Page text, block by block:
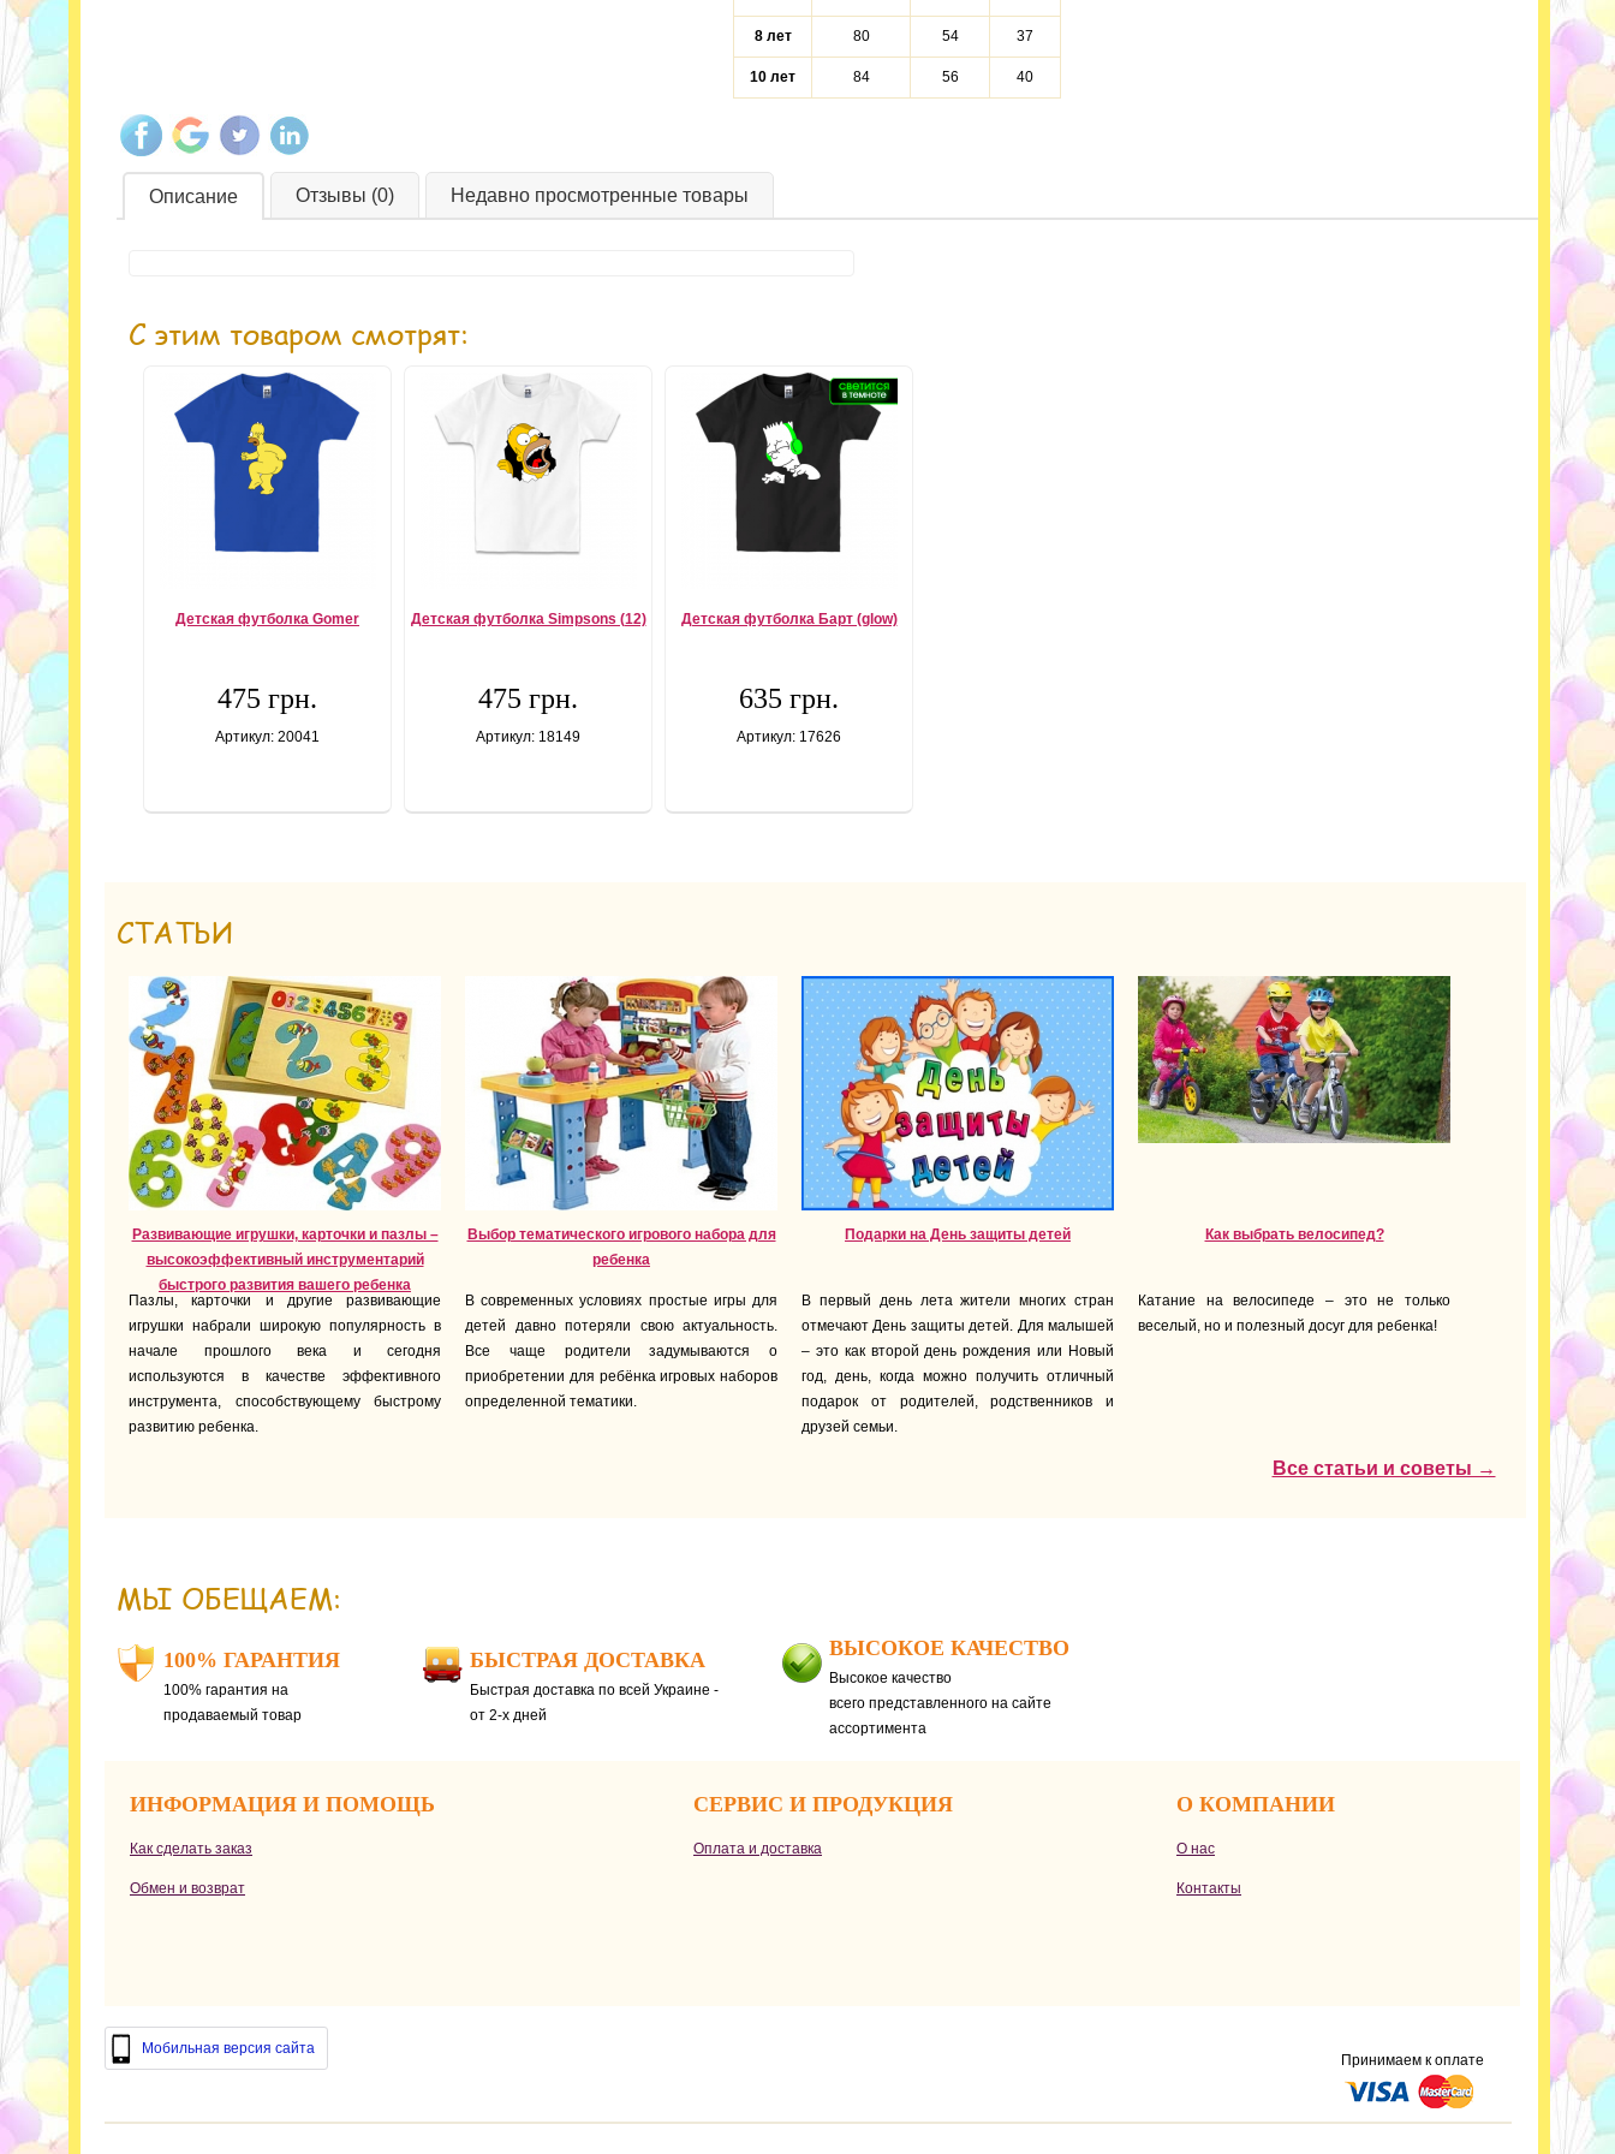
8 лет 80 54 37
10 лет 84 56 40
Описание Отзывы (0) Недавно просмотренные товары
С этим товаром смотрят:
Детская футболка Gomer
475 грн.
Артикул: 20041
Детская футболка Simpsons (12)
475 грн.
Артикул: 18149
Детская футболка Барт (glow)
635 грн.
Артикул: 17626
СТАТЬИ
Развивающие игрушки, карточки и пазлы –
высокоэффективный инструментарий
быстрого развития вашего ребенка
Пазлы, карточки и другие развивающие
игрушки набрали широкую популярность в
начале прошлого века и сегодня
используются в качестве эффективного
инструмента, способствующему быстрому
развитию ребенка.
Выбор тематического игрового набора для
ребенка
В современных условиях простые игры для
детей давно потеряли свою актуальность.
Все чаще родители задумываются о
приобретении для ребёнка игровых наборов
определенной тематики.
Подарки на День защиты детей
В первый день лета жители многих стран
отмечают День защиты детей. Для малышей
– это как второй день рождения или Новый
год, день, когда можно получить отличный
подарок от родителей, родственников и
друзей семьи.
Как выбрать велосипед?
Катание на велосипеде – это не только
веселый, но и полезный досуг для ребенка!
Все статьи и советы →
МЫ ОБЕЩАЕМ:
100% ГАРАНТИЯ
100% гарантия на
продаваемый товар
БЫСТРАЯ ДОСТАВКА
Быстрая доставка по всей Украине -
от 2-х дней
ВЫСОКОЕ КАЧЕСТВО
Высокое качество
всего представленного на сайте
ассортимента
ИНФОРМАЦИЯ И ПОМОЩЬ СЕРВИС И ПРОДУКЦИЯ О КОМПАНИИ
Как сделать заказ Оплата и доставка О нас
Обмен и возврат Контакты
Мобильная версия сайта
Принимаем к оплате